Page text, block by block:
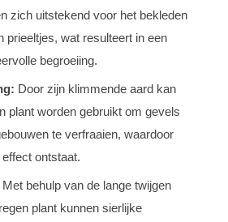
zich uitstekend voor het bekleden
prieeltjes, wat resulteert in een
begroeiing.
Door zijn klimmende aard kan
plant worden gebruikt om gevels
te verfraaien, waardoor
ontstaat.
Met behulp van de lange twijgen
plant kunnen sierlijke